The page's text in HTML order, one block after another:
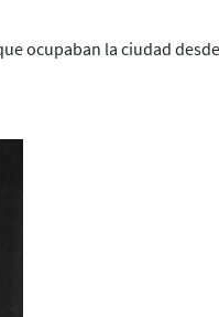
ocupaban la ciudad